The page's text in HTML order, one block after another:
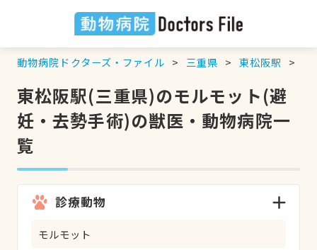
動物病院ドクターズ・ファイル 三重県 東松阪駅
東松阪駅(三重県)のモルモット(避
妊・去勢手術)の獣医・動物病院一
覧
診療動物
モルモット